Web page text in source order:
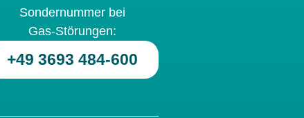
Sondernummer bei
Gas-Störungen:
+49 3693 484-600